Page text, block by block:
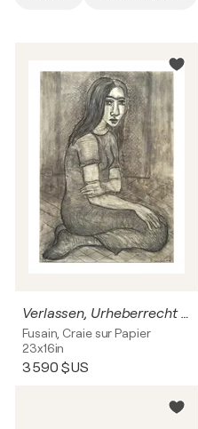
Verlassen, Urheberrecht Katharina Kretschmer
Fusain, Craie sur Papier
23x16in
3 590 $US